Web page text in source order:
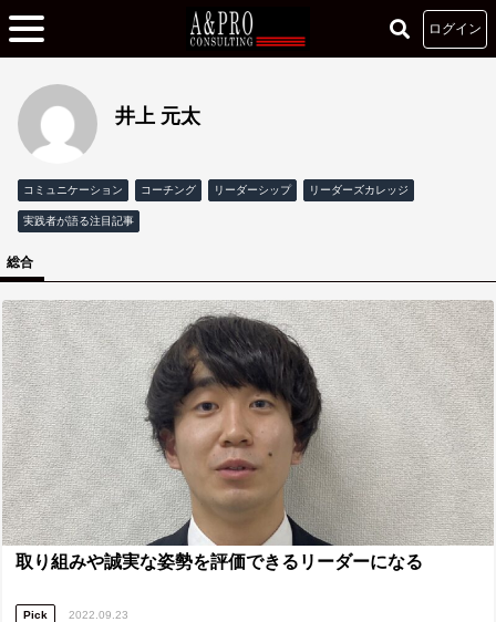
ログイン
井上 元太
コミュニケーション コーチング リーダーシップ リーダーズカレッジ
実践者が語る注目記事
総合
取り組みや誠実な姿勢を評価できるリーダーになる
Pick 2022.09.23